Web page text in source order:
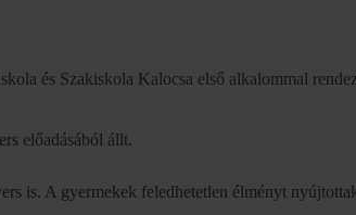
és Szakiskola Kalocsa első alkalommal
előadásából állt.
is. A gyermekek feledhetetlen élményt